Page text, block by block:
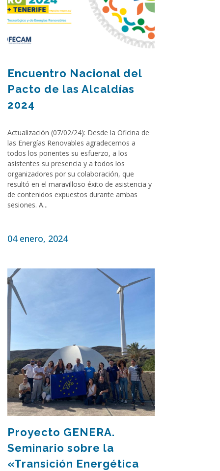
Encuentro Nacional del
Pacto de las Alcaldías
2024
Actualización (07/02/24): Desde la Oficina de
las Energías Renovables agradecemos a
todos los ponentes su esfuerzo, a los
asistentes su presencia y a todos los
organizadores por su colaboración, que
resultó en el maravilloso éxito de asistencia y
de contenidos expuestos durante ambas
sesiones. A...
04 enero, 2024
Proyecto GENERA.
Seminario sobre la
«Transición Energética